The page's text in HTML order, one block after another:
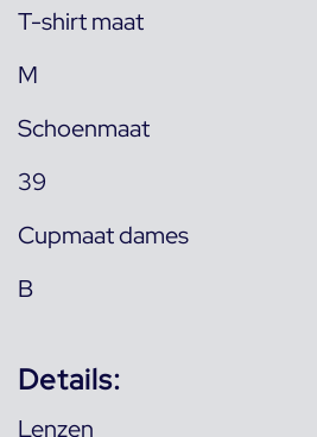
T-shirt maat
M
Schoenmaat
39
Cupmaat dames
B
Details:
Lenzen